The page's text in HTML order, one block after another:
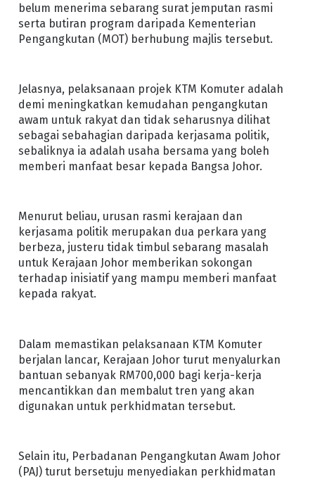
belum menerima sebarang surat jemputan rasmi
serta butiran program daripada Kementerian
Pengangkutan (MOT) berhubung majlis tersebut.
Jelasnya, pelaksanaan projek KTM Komuter adalah
demi meningkatkan kemudahan pengangkutan
awam untuk rakyat dan tidak seharusnya dilihat
sebagai sebahagian daripada kerjasama politik,
sebaliknya ia adalah usaha bersama yang boleh
memberi manfaat besar kepada Bangsa Johor.
Menurut beliau, urusan rasmi kerajaan dan
kerjasama politik merupakan dua perkara yang
berbeza, justeru tidak timbul sebarang masalah
untuk Kerajaan Johor memberikan sokongan
terhadap inisiatif yang mampu memberi manfaat
kepada rakyat.
Dalam memastikan pelaksanaan KTM Komuter
berjalan lancar, Kerajaan Johor turut menyalurkan
bantuan sebanyak RM700,000 bagi kerja-kerja
mencantikkan dan membalut tren yang akan
digunakan untuk perkhidmatan tersebut.
Selain itu, Perbadanan Pengangkutan Awam Johor
(PAJ) turut bersetuju menyediakan perkhidmatan